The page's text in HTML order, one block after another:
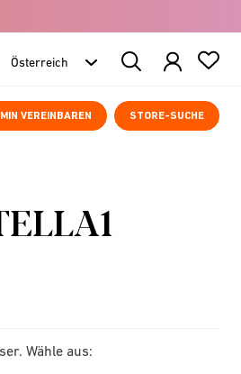
Search
Products
VEREINBAREN STORE-SUCHE
Wähle aus: